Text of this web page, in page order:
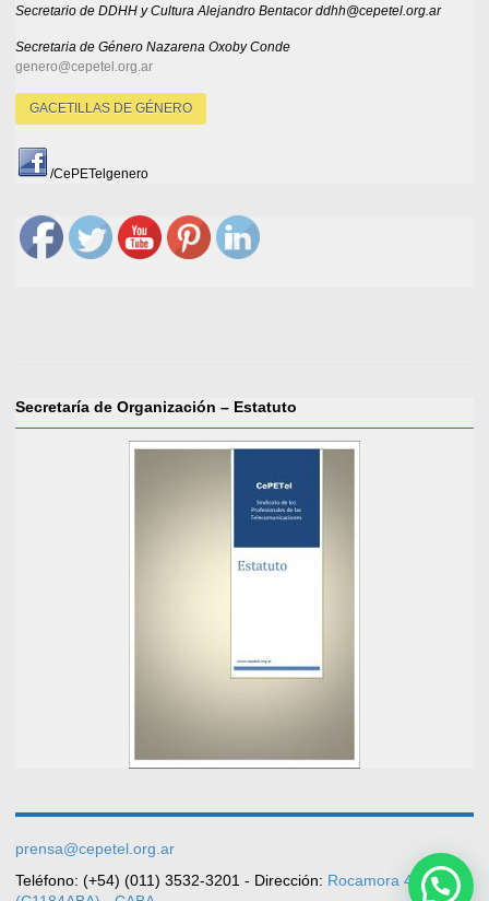
Secretario de DDHH y Cultura Alejandro Bentacor ddhh@cepetel.org.ar
Secretaria de Género Nazarena Oxoby Conde
genero@cepetel.org.ar
GACETILLAS DE GÉNERO
/CePETelgenero
Secretaría de Organización – Estatuto
prensa@cepetel.org.ar
Teléfono: (+54) (011) 3532-3201 - Dirección: Rocamora 4029